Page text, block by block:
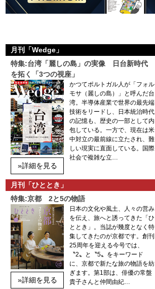
月刊「Wedge」
特集:台湾「麗しの島」の実像 日台新時代
を拓く「3つの視座」
»詳細を見る
かつてポルトガル人が「フォル
モサ（麗しの島）」と呼んだ台
湾。半導体産業で世界の最先端
技術をリードし、日本統治時代
の記憶も、歴史の一部として内
包している。一方で、現在は米
中対立の最前線に立たされ、難
しい現実に直面している。国際
社会で複雑な立…
月刊「ひととき」
特集:京都 2と5の物語
»詳細を見る
日本の文化や風土、人々の営み
を伝え、旅へと誘ってきた「ひ
ととき」。当誌が幾度となく特
集してきたのが京都です。創刊
25周年を迎える今号では、
〝2〟と〝5〟をキーワード
に、京都で新たな旅の物語を紡
ぎます。第1部は、俳優の常盤
貴子さんと仲間由紀…